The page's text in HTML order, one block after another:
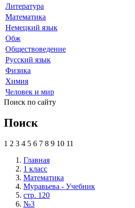
Литература
Математика
Немецкий язык
Обж
Обществоведение
Русский язык
Физика
Химия
Человек и мир
Поиск по сайту
Поиск
1 2 3 4 5 6 7 8 9 10 11
Главная
1 класс
Математика
Муравьева - Учебник
стр. 120
№3